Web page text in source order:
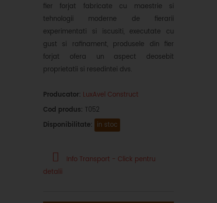
fier forjat fabricate cu maestrie si
tehnologii moderne de fierarii
experimentati si iscusiti, executate cu
gust si rafinament, produsele din fier
forjat ofera un aspect deosebit
proprietatii si resedintei dvs.
Producator: LuxAvel Construct
Cod produs: T052
Disponibilitate: in stoc
Info Transport - Click pentru
detalii